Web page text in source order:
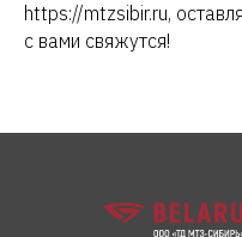
https://mtzsibir.ru,
с вами свяжутся!